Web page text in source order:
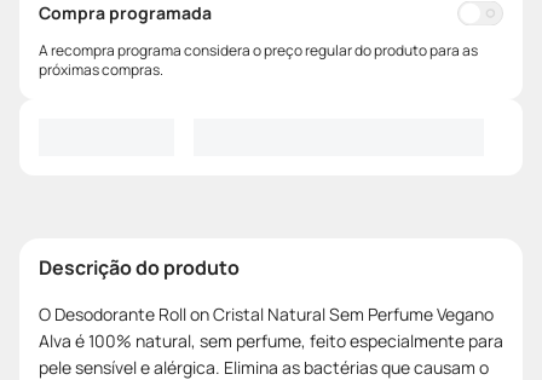
Compra programada
A recompra programa considera o preço regular do produto para as
próximas compras.
Descrição do produto
O Desodorante Roll on Cristal Natural Sem Perfume Vegano
Alva é 100% natural, sem perfume, feito especialmente para
pele sensível e alérgica. Elimina as bactérias que causam o